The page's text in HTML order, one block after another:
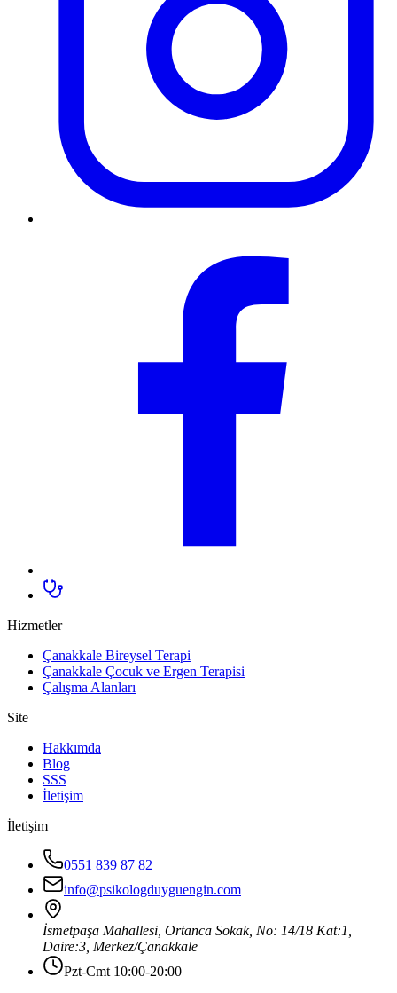
Hizmetler
Çanakkale Bireysel Terapi
Çanakkale Çocuk ve Ergen Terapisi
Çalışma Alanları
Site
Hakkımda
Blog
SSS
İletişim
İletişim
0551 839 87 82
info@psikologduyguengin.com
İsmetpaşa Mahallesi, Ortanca Sokak, No: 14/18 Kat:1,
Daire:3, Merkez/Çanakkale
Pzt-Cmt 10:00-20:00